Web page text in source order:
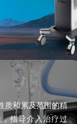
质和累及范围的精
指导介入治疗过